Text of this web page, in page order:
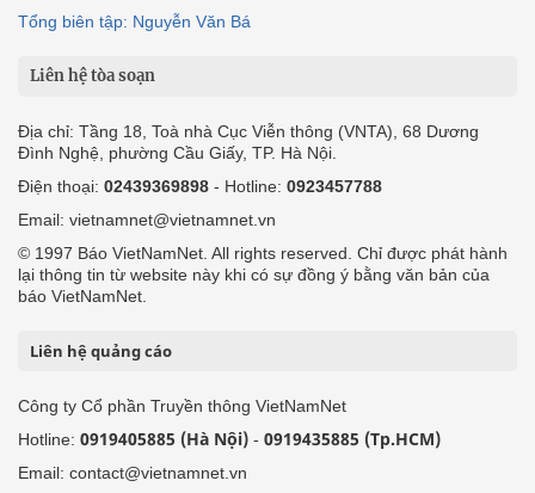
Tổng biên tập: Nguyễn Văn Bá
Liên hệ tòa soạn
Địa chỉ: Tầng 18, Toà nhà Cục Viễn thông (VNTA), 68 Dương
Đình Nghệ, phường Cầu Giấy, TP. Hà Nội.
Điện thoại: 02439369898 - Hotline: 0923457788
Email: vietnamnet@vietnamnet.vn
© 1997 Báo VietNamNet. All rights reserved. Chỉ được phát hành
lại thông tin từ website này khi có sự đồng ý bằng văn bản của
báo VietNamNet.
Liên hệ quảng cáo
Công ty Cổ phần Truyền thông VietNamNet
Hotline: 0919405885 (Hà Nội) - 0919435885 (Tp.HCM)
Email: contact@vietnamnet.vn